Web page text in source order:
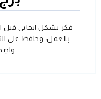
فكر بشكل ايجابي قبل
بالعمل، وحافظ على